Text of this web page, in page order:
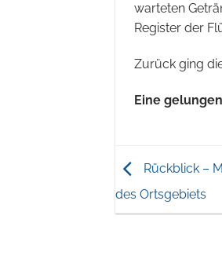
warteten
Register der
Zurück ging
Eine
Rückblick –
des Ortsgebiets